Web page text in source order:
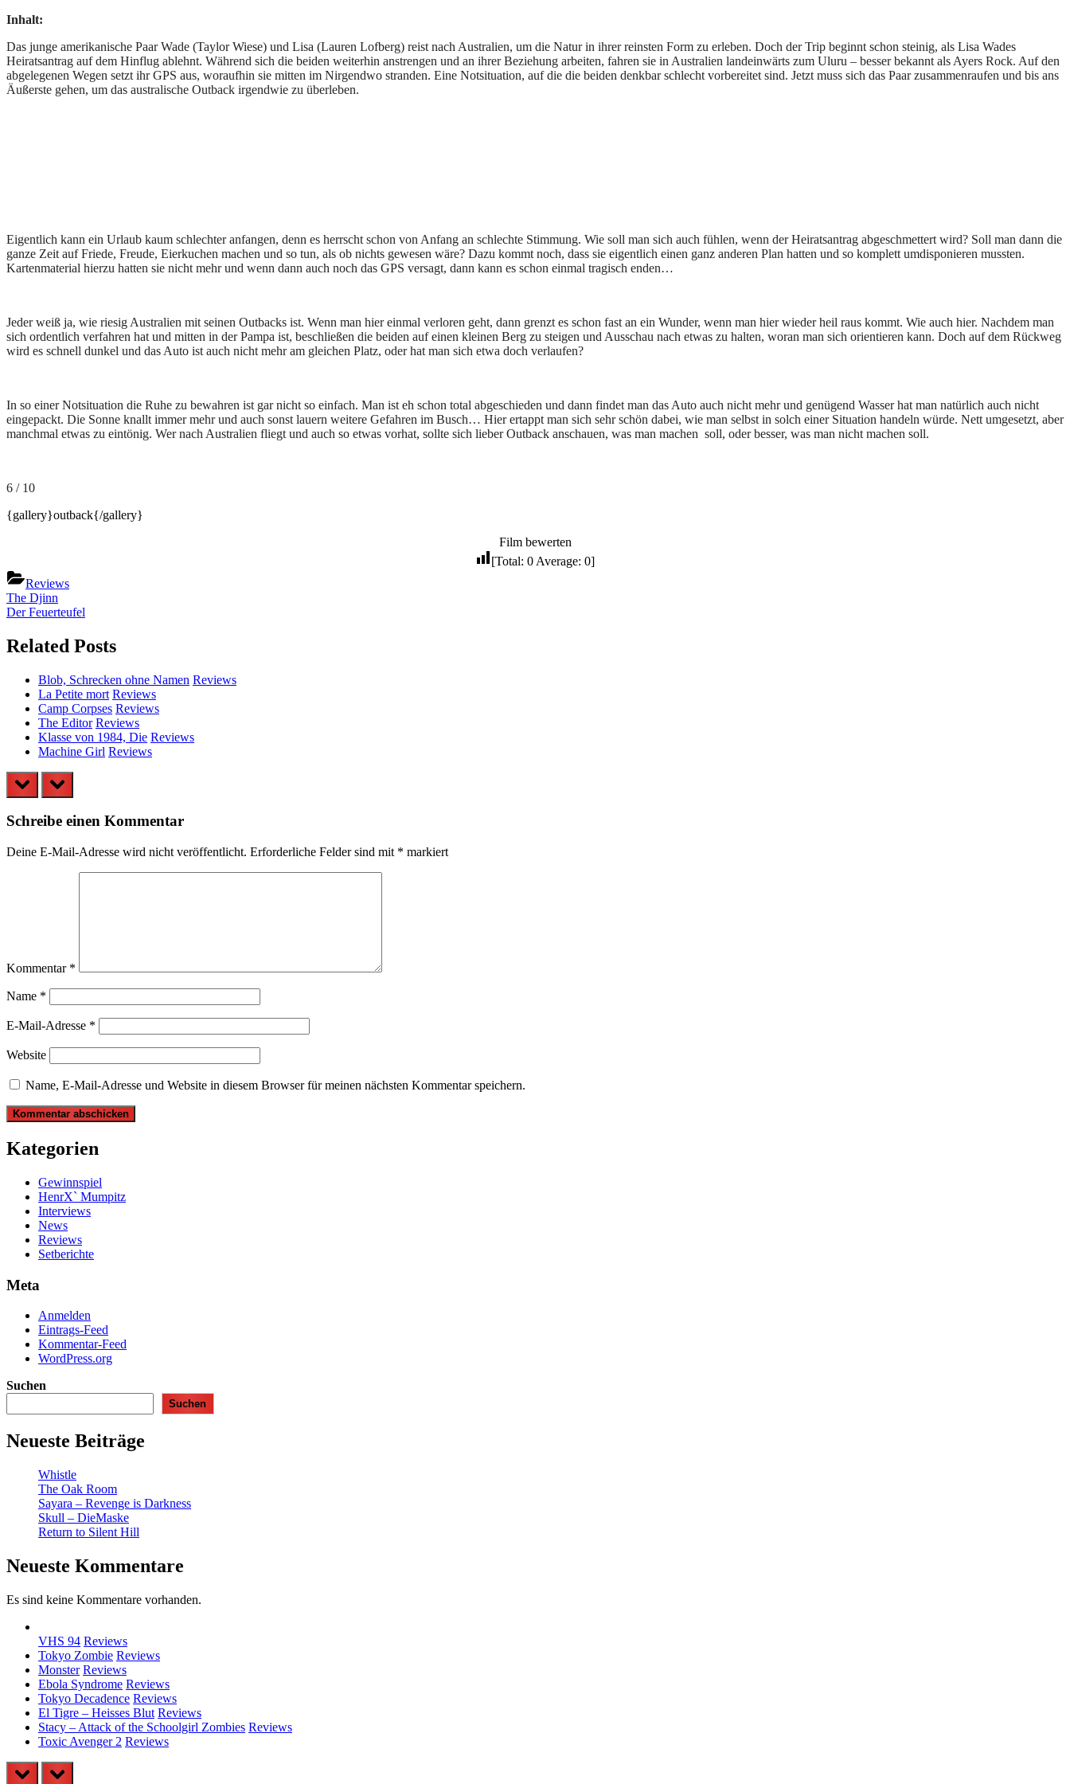
Inhalt:
Das junge amerikanische Paar Wade (Taylor Wiese) und Lisa (Lauren Lofberg) reist nach Australien, um die Natur in ihrer reinsten Form zu erleben. Doch der Trip beginnt schon steinig, als Lisa Wades
Heiratsantrag auf dem Hinflug ablehnt. Während sich die beiden weiterhin anstrengen und an ihrer Beziehung arbeiten, fahren sie in Australien landeinwärts zum Uluru – besser bekannt als Ayers Rock. Auf den
abgelegenen Wegen setzt ihr GPS aus, woraufhin sie mitten im Nirgendwo stranden. Eine Notsituation, auf die die beiden denkbar schlecht vorbereitet sind. Jetzt muss sich das Paar zusammenraufen und bis ans
Äußerste gehen, um das australische Outback irgendwie zu überleben.
Eigentlich kann ein Urlaub kaum schlechter anfangen, denn es herrscht schon von Anfang an schlechte Stimmung. Wie soll man sich auch fühlen, wenn der Heiratsantrag abgeschmettert wird? Soll man dann die
ganze Zeit auf Friede, Freude, Eierkuchen machen und so tun, als ob nichts gewesen wäre? Dazu kommt noch, dass sie eigentlich einen ganz anderen Plan hatten und so komplett umdisponieren mussten.
Kartenmaterial hierzu hatten sie nicht mehr und wenn dann auch noch das GPS versagt, dann kann es schon einmal tragisch enden…
Jeder weiß ja, wie riesig Australien mit seinen Outbacks ist. Wenn man hier einmal verloren geht, dann grenzt es schon fast an ein Wunder, wenn man hier wieder heil raus kommt. Wie auch hier. Nachdem man
sich ordentlich verfahren hat und mitten in der Pampa ist, beschließen die beiden auf einen kleinen Berg zu steigen und Ausschau nach etwas zu halten, woran man sich orientieren kann. Doch auf dem Rückweg
wird es schnell dunkel und das Auto ist auch nicht mehr am gleichen Platz, oder hat man sich etwa doch verlaufen?
In so einer Notsituation die Ruhe zu bewahren ist gar nicht so einfach. Man ist eh schon total abgeschieden und dann findet man das Auto auch nicht mehr und genügend Wasser hat man natürlich auch nicht
eingepackt. Die Sonne knallt immer mehr und auch sonst lauern weitere Gefahren im Busch… Hier ertappt man sich sehr schön dabei, wie man selbst in solch einer Situation handeln würde. Nett umgesetzt, aber
manchmal etwas zu eintönig. Wer nach Australien fliegt und auch so etwas vorhat, sollte sich lieber Outback anschauen, was man machen soll, oder besser, was man nicht machen soll.
6 / 10
{gallery}outback{/gallery}
Film bewerten
[Total: 0 Average: 0]
Reviews
Beitragsnavigation
Previous
Post:
The Djinn
Next
Der Feuerteufel
Related Posts
Blob, Schrecken ohne Namen Reviews
La Petite mort Reviews
Camp Corpses Reviews
The Editor Reviews
Klasse von 1984, Die Reviews
Machine Girl Reviews
prev next
Schreibe einen Kommentar
Deine E-Mail-Adresse wird nicht veröffentlicht. Erforderliche Felder sind mit * markiert
Kommentar *
Name *
E-Mail-Adresse *
Website
Name, E-Mail-Adresse und Website in diesem Browser für meinen nächsten Kommentar speichern.
Kategorien
Gewinnspiel
HenrX` Mumpitz
Interviews
News
Reviews
Setberichte
Meta
Anmelden
Eintrags-Feed
Kommentar-Feed
WordPress.org
Suchen
Suchen
Neueste Beiträge
Whistle
The Oak Room
Sayara – Revenge is Darkness
Skull – DieMaske
Return to Silent Hill
Neueste Kommentare
Es sind keine Kommentare vorhanden.
VHS 94 Reviews
Tokyo Zombie Reviews
Monster Reviews
Ebola Syndrome Reviews
Tokyo Decadence Reviews
El Tigre – Heisses Blut Reviews
Stacy – Attack of the Schoolgirl Zombies Reviews
Toxic Avenger 2 Reviews
prev next